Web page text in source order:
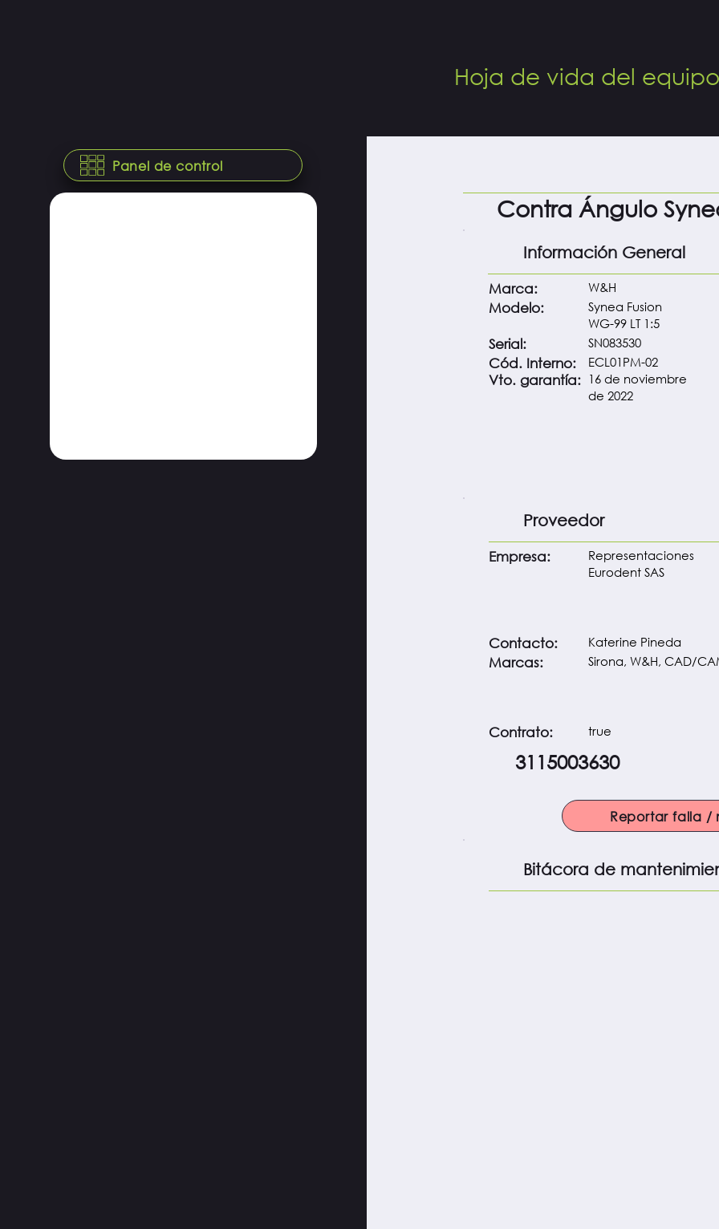
Hoja de vida del equipo
Panel de control
Contra Ángulo
Información General
Marca: W&H
Modelo:
Synea Fusion
WG-99 LT 1:5
Serial: SN083530
Vto. garantía: 16 de noviembre
de 2022
Cód. Interno: ECL01PM-02
Proveedor
Empresa:
Representaciones
Eurodent SAS
Contacto: Katerine Pineda
Marcas: Sirona, W&H, CAD/
Contrato: true
3115003630
Reportar falla /
Bitácora de